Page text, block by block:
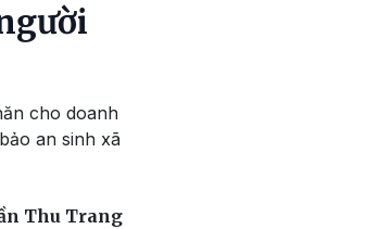
cho doanh
an sinh xã
Thu Trang